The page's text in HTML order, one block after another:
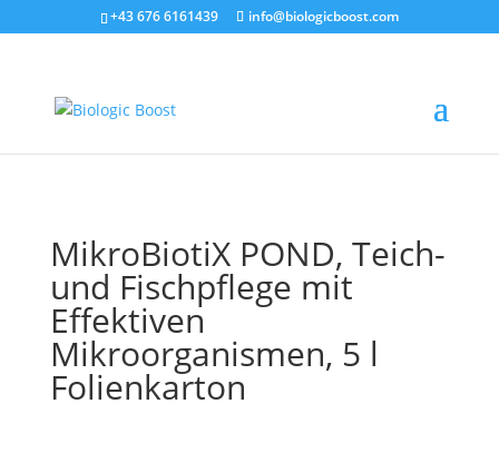
+43 676 6161439 info@biologicboost.com
MikroBiotiX POND, Teich-
und Fischpflege mit
Effektiven
Mikroorganismen, 5 l
Folienkarton